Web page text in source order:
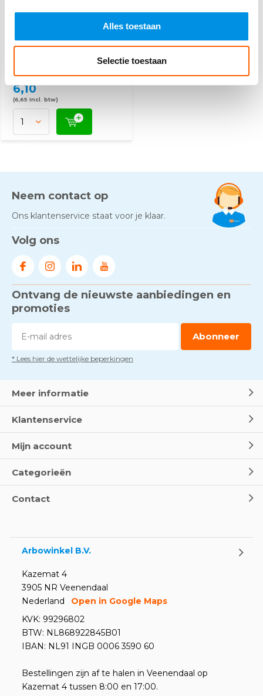
Alles toestaan
Selectie toestaan
Klevend fixatiewindsel
6,10
(6,65 Incl. btw)
Neem contact op
Ons klantenservice staat voor je klaar.
Volg ons
Ontvang de nieuwste aanbiedingen en
promoties
Abonneer
* Lees hier de wettelijke beperkingen
Meer informatie
Klantenservice
Mijn account
Categorieën
Contact
Arbowinkel B.V.
Kazemat 4
3905 NR Veenendaal
Nederland
Open in Google Maps
KVK: 99296802
BTW: NL868922845B01
IBAN: NL91 INGB 0006 3590 60
Bestellingen zijn af te halen in Veenendaal op
Kazemat 4 tussen 8:00 en 17:00.